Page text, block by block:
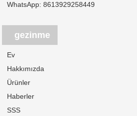
WhatsApp:8613929258449
gezinme
Ev
Hakkımızda
Ürünler
Haberler
SSS